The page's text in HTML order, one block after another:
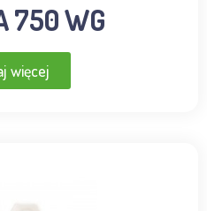
750 WG
więcej